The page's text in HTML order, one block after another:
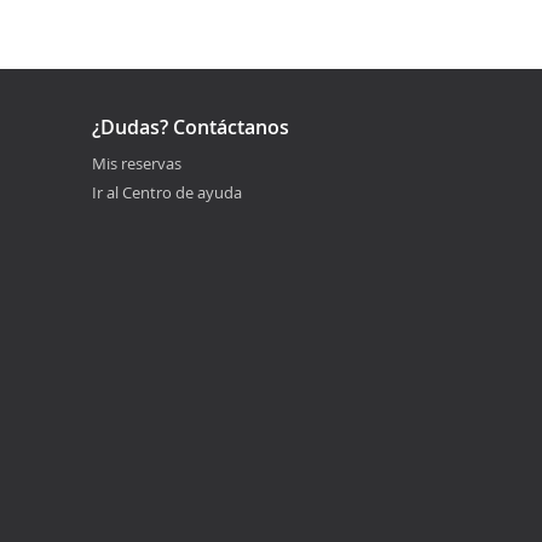
¿Dudas? Contáctanos
Mis reservas
Ir al Centro de ayuda